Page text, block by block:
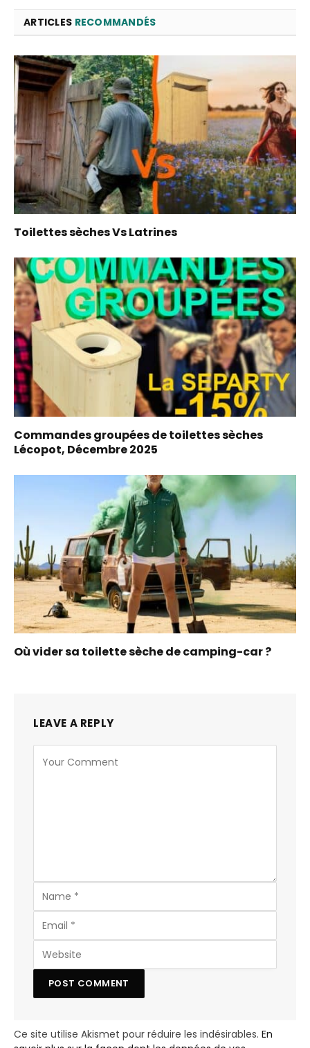
ARTICLES RECOMMANDÉS
Toilettes sèches Vs Latrines
Commandes groupées de toilettes sèches
Lécopot, Décembre 2025
Où vider sa toilette sèche de camping-car ?
LEAVE A REPLY
Ce site utilise Akismet pour réduire les indésirables. En